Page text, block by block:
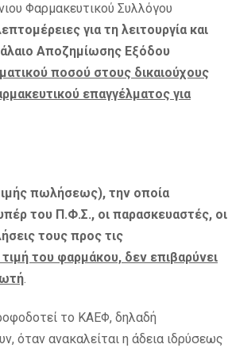
Φαρμακευτικού Συλλόγου
για τη λειτουργία και
Αποζημίωσης Εξόδου
ποσού στους δικαιούχους
επαγγέλματος για
πωλήσεως), την οποία
του Π.Φ.Σ., οι παρασκευαστές, οι
τους προς τις
του φαρμάκου, δεν επιβαρύνει
.
το ΚΑΕΦ, δηλαδή
όταν ανακαλείται η άδεια ιδρύσεως